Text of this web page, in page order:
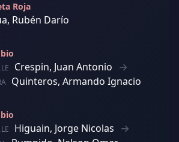
Roja
Rubén Darío
Crespin, Juan Antonio
Quinteros, Armando Ignacio
Higuain, Jorge Nicolas